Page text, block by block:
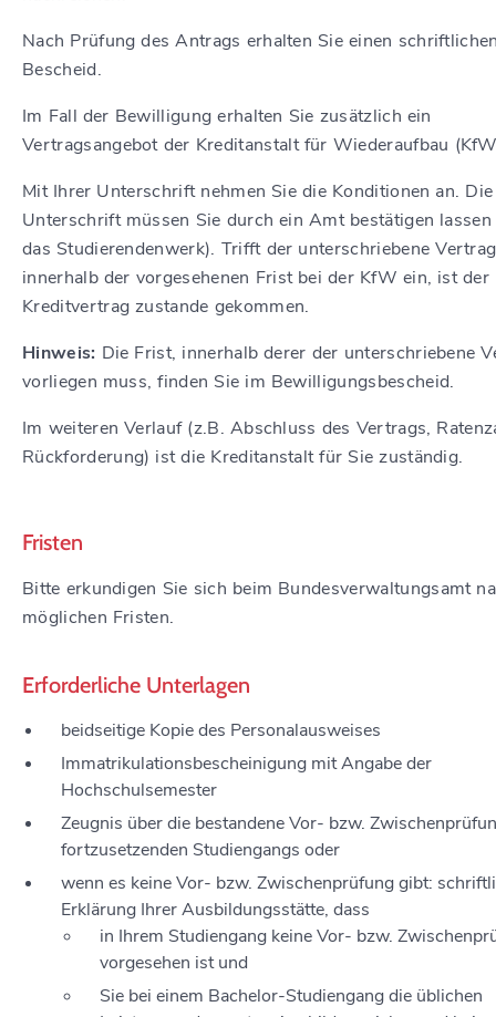
Nach Prüfung des Antrags erhalten Sie einen
Bescheid.
Im Fall der Bewilligung erhalten Sie zusätzlich ein
Vertragsangebot der Kreditanstalt für Wiederaufbau
Mit Ihrer Unterschrift nehmen Sie die Konditionen an. Die
Unterschrift müssen Sie durch ein Amt bestätigen lassen
das Studierendenwerk). Trifft der unterschriebene Vertrag
innerhalb der vorgesehenen Frist bei der KfW ein, ist der
Kreditvertrag zustande gekommen.
Hinweis: Die Frist, innerhalb derer der unterschriebene
vorliegen muss, finden Sie im Bewilligungsbescheid.
Im weiteren Verlauf (z.B. Abschluss des Vertrags,
Rückforderung) ist die Kreditanstalt für Sie zuständig.
Fristen
Bitte erkundigen Sie sich beim Bundesverwaltungsamt
möglichen Fristen.
Erforderliche Unterlagen
beidseitige Kopie des Personalausweises
Immatrikulationsbescheinigung mit Angabe der
Hochschulsemester
Zeugnis über die bestandene Vor- bzw.
fortzusetzenden Studiengangs oder
wenn es keine Vor- bzw. Zwischenprüfung gibt:
Erklärung Ihrer Ausbildungsstätte, dass
in Ihrem Studiengang keine Vor- bzw.
vorgesehen ist und
Sie bei einem Bachelor-Studiengang die üblichen